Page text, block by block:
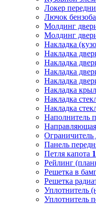
Локер
Лючок
Молдинг
Молдинг
Накладка
Накладка
Накладка
Накладка
Накладка
Накладка
Накладка
Накладка
Наполнитель
Направляющая
Ограничитель
Панель
Петля капота 1
Рейлинг
Решетка в
Решетка
Уплотнитель
Уплотнитель